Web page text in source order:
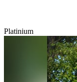
Platinium